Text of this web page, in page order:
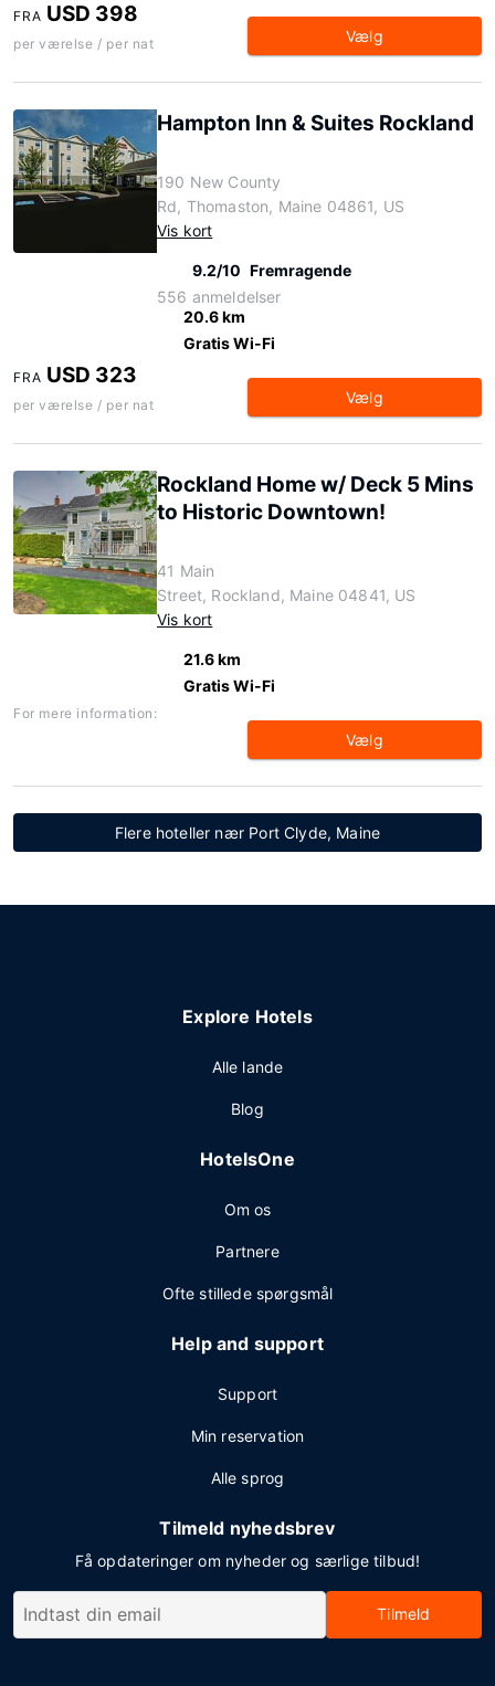
FRA USD 398
per værelse / per nat Vælg
Hampton Inn & Suites Rockland
190 New County
Rd, Thomaston, Maine 04861, US
Vis kort
9.2/10 Fremragende
556 anmeldelser
20.6 km
Gratis Wi-Fi
FRA USD 323
per værelse / per nat Vælg
Rockland Home w/ Deck 5 Mins
to Historic Downtown!
41 Main
Street, Rockland, Maine 04841, US
Vis kort
21.6 km
Gratis Wi-Fi
For mere information:
Vælg
Flere hoteller nær Port Clyde, Maine
Explore Hotels
Alle lande
Blog
HotelsOne
Om os
Partnere
Ofte stillede spørgsmål
Help and support
Support
Min reservation
Alle sprog
Tilmeld nyhedsbrev
Få opdateringer om nyheder og særlige tilbud!
Tilmeld